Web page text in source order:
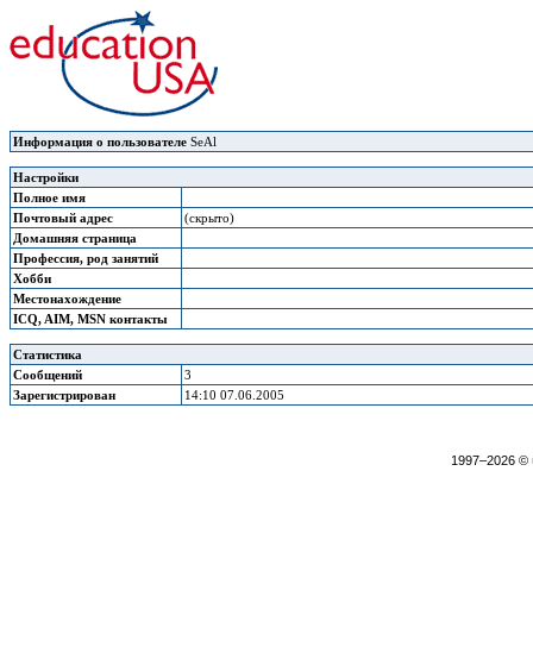
Информация о пользователе SeAl
Настройки
Полное имя
Почтовый адрес
(скрыто)
Домашняя страница
Профессия, род занятий
Хобби
Местонахождение
ICQ, AIM, MSN контакты
Статистика
Сообщений
3
Зарегистрирован
14:10 07.06.2005
1997–2026 ©